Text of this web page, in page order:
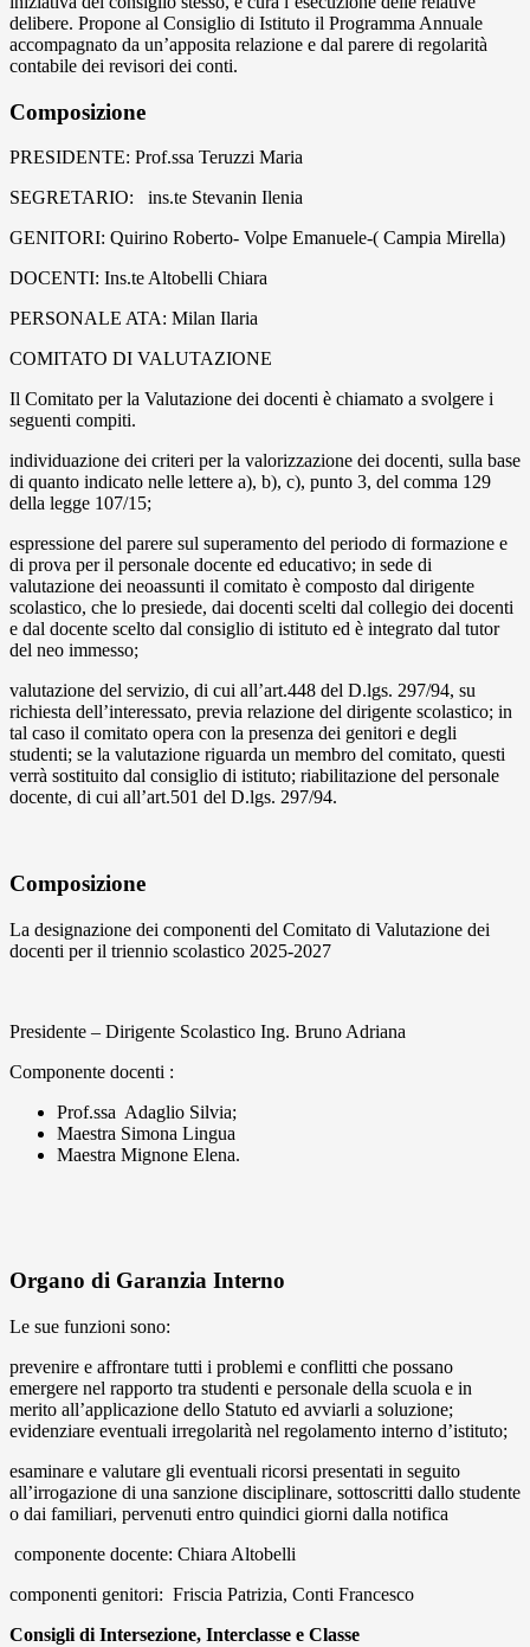
delibere. Propone al Consiglio di Istituto il Programma Annuale
accompagnato da un’apposita relazione e dal parere di regolarità
contabile dei revisori dei conti.
Composizione
PRESIDENTE: Prof.ssa Teruzzi Maria
SEGRETARIO: ins.te Stevanin Ilenia
GENITORI: Quirino Roberto- Volpe Emanuele-( Campia Mirella)
DOCENTI: Ins.te Altobelli Chiara
PERSONALE ATA: Milan Ilaria
COMITATO DI VALUTAZIONE
Il Comitato per la Valutazione dei docenti è chiamato a svolgere i
seguenti compiti.
individuazione dei criteri per la valorizzazione dei docenti, sulla base
di quanto indicato nelle lettere a), b), c), punto 3, del comma 129
della legge 107/15;
espressione del parere sul superamento del periodo di formazione e
di prova per il personale docente ed educativo; in sede di
valutazione dei neoassunti il comitato è composto dal dirigente
scolastico, che lo presiede, dai docenti scelti dal collegio dei docenti
e dal docente scelto dal consiglio di istituto ed è integrato dal tutor
del neo immesso;
valutazione del servizio, di cui all’art.448 del D.lgs. 297/94, su
richiesta dell’interessato, previa relazione del dirigente scolastico; in
tal caso il comitato opera con la presenza dei genitori e degli
studenti; se la valutazione riguarda un membro del comitato, questi
verrà sostituito dal consiglio di istituto; riabilitazione del personale
docente, di cui all’art.501 del D.lgs. 297/94.
Composizione
La designazione dei componenti del Comitato di Valutazione dei
docenti per il triennio scolastico 2025-2027
Presidente – Dirigente Scolastico Ing. Bruno Adriana
Componente docenti :
Prof.ssa Adaglio Silvia;
Maestra Simona Lingua
Maestra Mignone Elena.
Organo di Garanzia Interno
Le sue funzioni sono:
prevenire e affrontare tutti i problemi e conflitti che possano
emergere nel rapporto tra studenti e personale della scuola e in
merito all’applicazione dello Statuto ed avviarli a soluzione;
evidenziare eventuali irregolarità nel regolamento interno d’istituto;
esaminare e valutare gli eventuali ricorsi presentati in seguito
all’irrogazione di una sanzione disciplinare, sottoscritti dallo studente
o dai familiari, pervenuti entro quindici giorni dalla notifica
componente docente: Chiara Altobelli
componenti genitori: Friscia Patrizia, Conti Francesco
Consigli di Intersezione, Interclasse e Classe